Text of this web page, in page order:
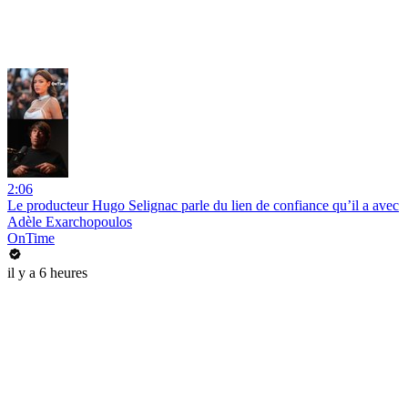
2:06
Le producteur Hugo Selignac parle du lien de confiance qu’il a avec
Adèle Exarchopoulos
OnTime
il y a 6 heures